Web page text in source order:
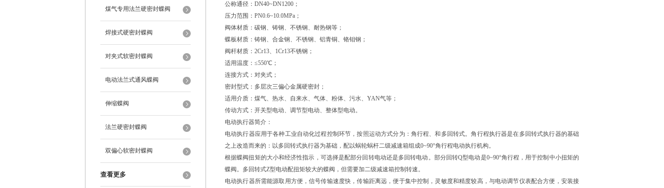
煤气专用法兰硬密封蝶阀
焊接式硬密封蝶阀
对夹式软密封蝶阀
电动法兰式通风蝶阀
伸缩蝶阀
法兰硬密封蝶阀
双偏心软密封蝶阀
查看更多
公称通径：DN40~DN1200；
压力范围：PN0.6~10.0MPa；
阀体材质：碳钢、铸钢、不锈钢、耐热钢等；
蝶板材质：铸钢、合金钢、不锈钢、铝青铜、铬钼钢；
阀杆材质：2Cr13、1Cr13不锈钢；
适用温度：≤550℃；
连接方式：对夹式；
密封型式：多层次三偏心金属硬密封；
适用介质：煤气、热水、自来水、气体、粉体、污水、YAN气等；
传动方式：开关型电动、调节型电动、整体型电动。
电动执行器简介：
电动执行器应用于各种工业自动化过程控制环节，按照运动方式分为：角行程、和多回转式。角行程执行器是在多回转式执行器的基础
之上改造而来的：以多回转式执行器为基础，配以蜗轮蜗杆二级减速箱组成0~90°角行程电动执行机构。
根据蝶阀扭矩的大小和经济性指示，可选择是配部分回转电动还是多回转电动。部分回转Q型电动是0~90°角行程，用于控制中小扭矩的
蝶阀。多回转式Z型电动配扭矩较大的蝶阀，但需要加二级减速箱控制转速。
电动执行器所需能源取用方便，信号传输速度快，传输距离远，便于集中控制，灵敏度和精度较高，与电动调节仪表配合方便，安装接